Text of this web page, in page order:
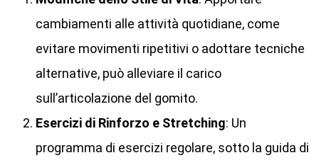
cambiamenti alle attività quotidiane, come
evitare movimenti ripetitivi o adottare tecniche
alternative, può alleviare il carico
sull’articolazione del gomito.
Esercizi di Rinforzo e Stretching: Un
programma di esercizi regolare, sotto la guida di